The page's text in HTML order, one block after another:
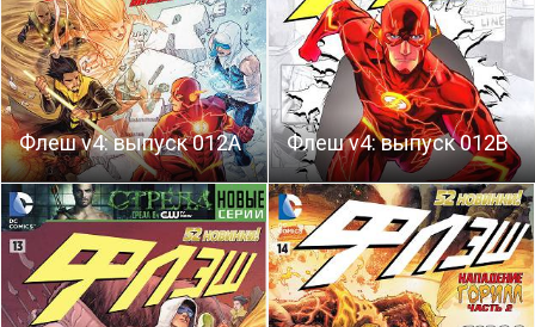
Флеш v4: выпуск 012A Флеш v4: выпуск 012B